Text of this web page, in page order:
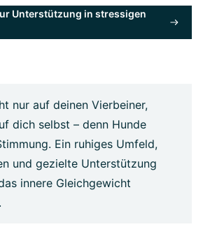
Unterstützung in stressigen
nur auf deinen Vierbeiner,
dich selbst – denn Hunde
Ein ruhiges Umfeld,
und gezielte Unterstützung
innere Gleichgewicht